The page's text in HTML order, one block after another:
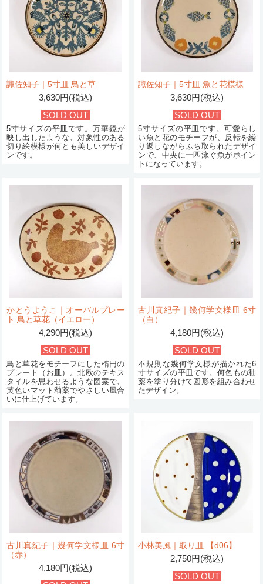
諏佐知子｜5寸皿 鳥と草
3,630円(税込)
SOLD OUT
5寸サイズの平皿です。万華鏡が
映し出したような、対象性のある
切り絵模様が何とも美しいデザイ
ンです。
諏佐知子｜5寸皿 魚と花模様
3,630円(税込)
SOLD OUT
5寸サイズの平皿です。可愛らし
い魚と花のモチーフが、反転を繰
り返しながらふち取られたデザイ
ンで、中央に一匹泳ぐ魚がポイン
トになっています。
かとうようこ｜オーバルプレー
ト 鳥と草花（イエロー）
4,290円(税込)
SOLD OUT
鳥と草花をモチーフにした楕円の
プレート（お皿）。北欧のテキス
タイルを思わせるような図案で、
黄色いマット釉薬でやさしい風合
いに仕上げています。
古川真紀子｜幾何学文様皿 6寸
（白）
4,180円(税込)
SOLD OUT
不規則な幾何学文様が描かれた6
寸サイズの平皿です。何色もの釉
薬を塗り分けて図形を組み合わせ
たデザイン。
古川真紀子｜幾何学文様皿 6寸
（赤）
4,180円(税込)
小林美風｜取り皿 【d06】
2,750円(税込)
SOLD OUT